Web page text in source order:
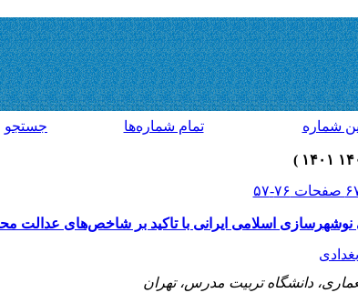
شماره تمام شماره‌ها جستجو
اسلامی ایرانی با تاکید بر شاخص‌های عدالت
دانشگاه تربیت مدرس، تهران